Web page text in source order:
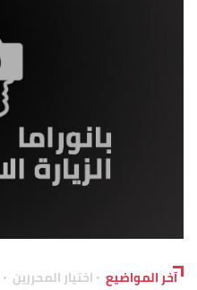
آخر المواضيع اختيار المحررين